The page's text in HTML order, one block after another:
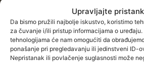
Upravljajte
Da bismo pružili najbolje iskustvo, koristimo
za čuvanje i/ili pristup informacijama o
tehnologijama će nam omogućiti da
ponašanje pri pregledavanju ili jedinstveni ID-
Nepristanak ili povlačenje suglasnosti može